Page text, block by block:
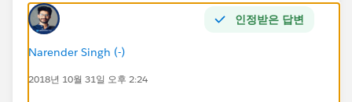
인정받은 답변
Narender Singh (-)
2018년 10월 31일 오후 2:24